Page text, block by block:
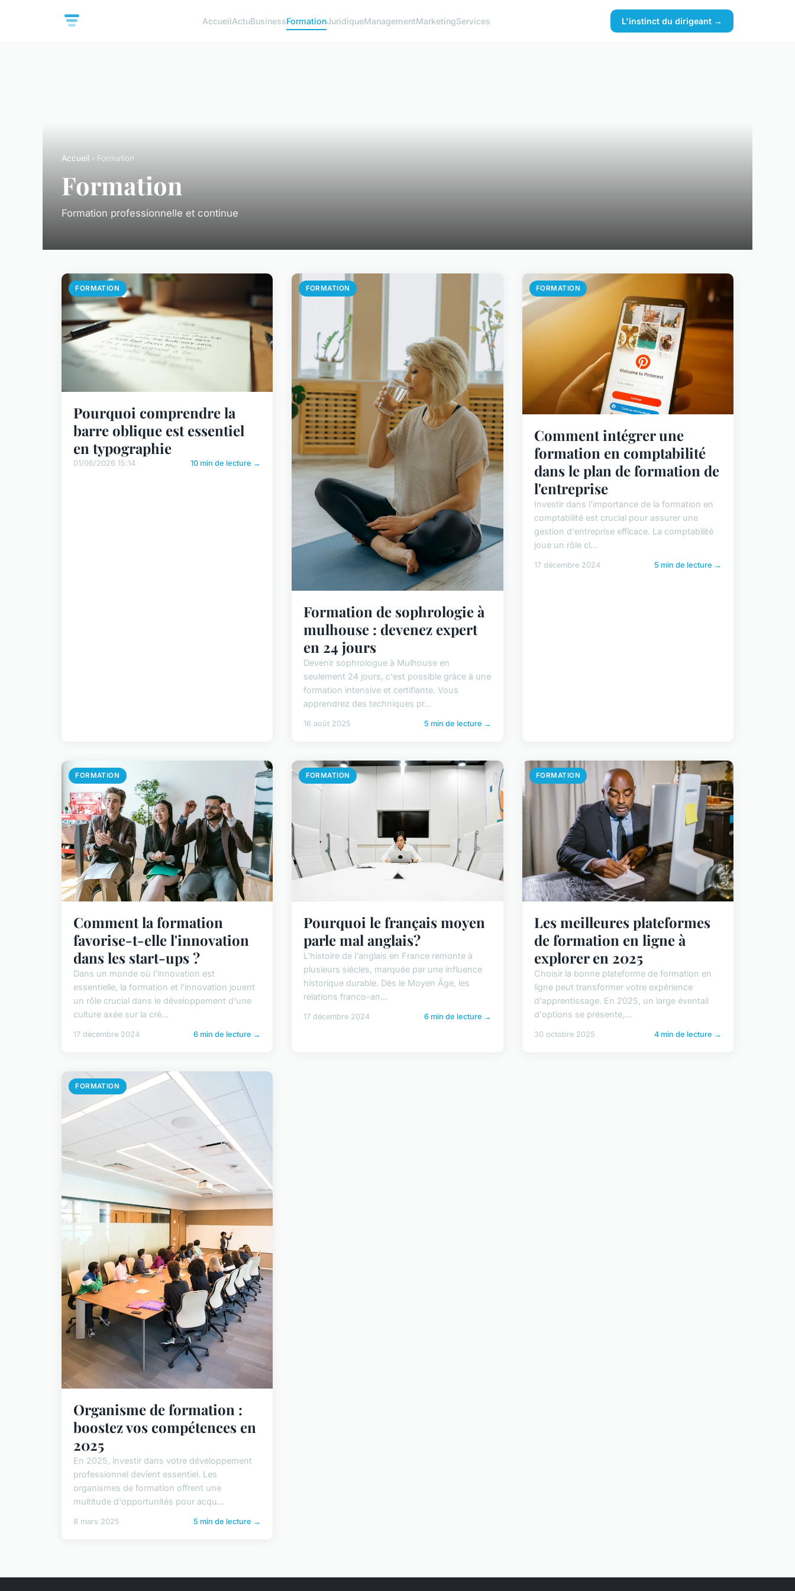
AccueilActuBusinessFormationJuridiqueManagementMarketingServices L'instinct du dirigeant →
Accueil › Formation
Formation
Formation professionnelle et continue
FORMATION
Pourquoi comprendre la
barre oblique est essentiel
en typographie
01/06/2026 15:14 10 min de lecture →
FORMATION
Formation de sophrologie à
mulhouse : devenez expert
en 24 jours
Devenir sophrologue à Mulhouse en
seulement 24 jours, c'est possible grâce à une
formation intensive et certifiante. Vous
apprendrez des techniques pr...
16 août 2025 5 min de lecture →
FORMATION
Comment intégrer une
formation en comptabilité
dans le plan de formation de
l'entreprise
Investir dans l'importance de la formation en
comptabilité est crucial pour assurer une
gestion d'entreprise efficace. La comptabilité
joue un rôle cl...
17 décembre 2024 5 min de lecture →
FORMATION
Comment la formation
favorise-t-elle l'innovation
dans les start-ups ?
Dans un monde où l'innovation est
essentielle, la formation et l'innovation jouent
un rôle crucial dans le développement d'une
culture axée sur la cré...
17 décembre 2024 6 min de lecture →
FORMATION
Pourquoi le français moyen
parle mal anglais?
L'histoire de l'anglais en France remonte à
plusieurs siècles, marquée par une influence
historique durable. Dès le Moyen Âge, les
relations franco-an...
17 décembre 2024 6 min de lecture →
FORMATION
Les meilleures plateformes
de formation en ligne à
explorer en 2025
Choisir la bonne plateforme de formation en
ligne peut transformer votre expérience
d'apprentissage. En 2025, un large éventail
d'options se présente,...
30 octobre 2025 4 min de lecture →
FORMATION
Organisme de formation :
boostez vos compétences en
2025
En 2025, investir dans votre développement
professionnel devient essentiel. Les
organismes de formation offrent une
multitude d'opportunités pour acqu...
8 mars 2025 5 min de lecture →